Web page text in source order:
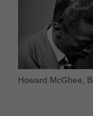
Howard McGhee,